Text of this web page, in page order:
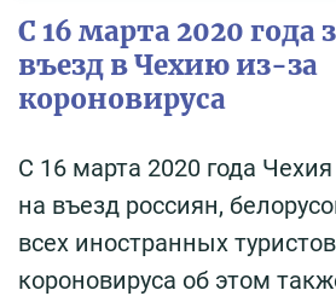
С 16 марта 2020 года
въезд в Чехию из-за
короновируса
С 16 марта 2020 года
на въезд россиян,
всех иностранных
короновируса об этом